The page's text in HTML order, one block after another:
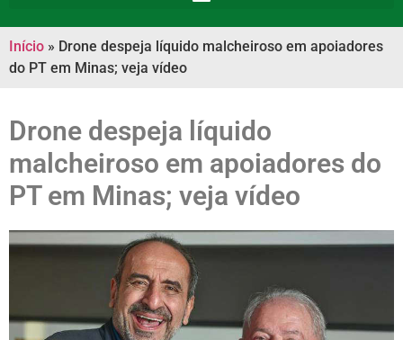
Início » Drone despeja líquido malcheiroso em apoiadores
do PT em Minas; veja vídeo
Drone despeja líquido
malcheiroso em apoiadores do
PT em Minas; veja vídeo